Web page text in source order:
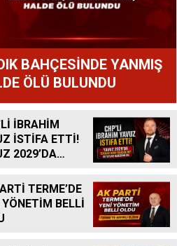
BAHÇESİNDE YANMIŞ
ÖLÜ BULUNDU
İBRAHİM
İSTİFA ETTİ!
2029’DA
MI?
TERME’DE
YÖNETİM BELLİ